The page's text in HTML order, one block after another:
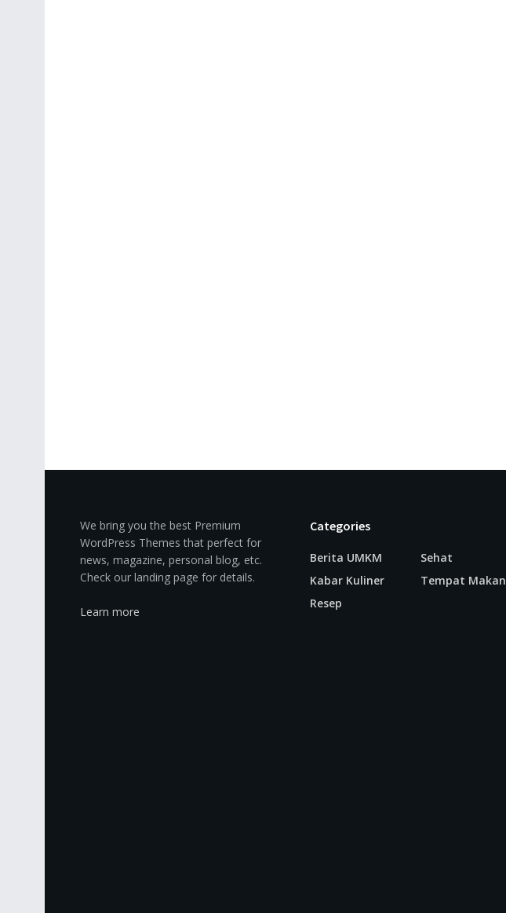
We bring you the best Premium
WordPress Themes that perfect for
news, magazine, personal blog, etc.
Check our landing page for details.
Learn more
Categories
Berita UMKM
Kabar Kuliner
Resep
Sehat
Tempat Makan